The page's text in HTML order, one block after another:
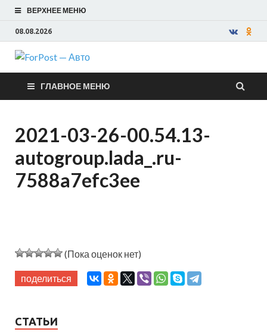
ВЕРХНЕЕ МЕНЮ
08.08.2026
ForPost —
Авто
ГЛАВНОЕ МЕНЮ
2021-03-26-00.54.13-
autogroup.lada_.ru-
7588a7efc3ee
(Пока оценок нет)
поделиться
СТАТЬИ